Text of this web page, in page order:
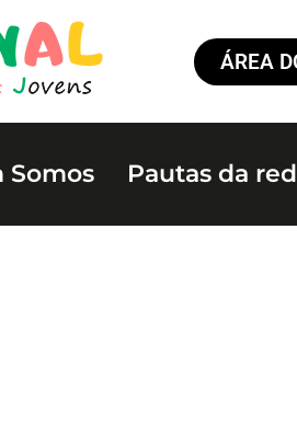
ÁREA
Somos Pautas da